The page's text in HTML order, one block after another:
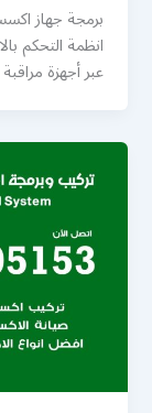
انظمة التحكم
عبر أجهزة